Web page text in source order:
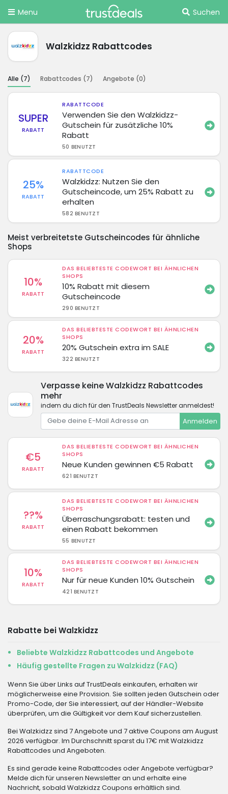
Menu Suchen
Walzkidzz Rabattcodes
Alle (7) Rabattcodes (7) Angebote (0)
SUPER
RABATT
RABATTCODE
Verwenden Sie den Walzkidzz-
Gutschein für zusätzliche 10%
Rabatt
50 BENUTZT
25%
RABATT
RABATTCODE
Walzkidzz: Nutzen Sie den
Gutscheincode, um 25% Rabatt zu
erhalten
582 BENUTZT
Meist verbreitetste Gutscheincodes für ähnliche
Shops
10%
RABATT
DAS BELIEBTESTE CODEWORT BEI ÄHNLICHEN
SHOPS
10% Rabatt mit diesem
Gutscheincode
290 BENUTZT
20%
RABATT
DAS BELIEBTESTE CODEWORT BEI ÄHNLICHEN
SHOPS
20% Gutschein extra im SALE
322 BENUTZT
Verpasse keine Walzkidzz Rabattcodes
mehr
indem du dich für den TrustDeals Newsletter anmeldest!
Anmelden
€5
RABATT
DAS BELIEBTESTE CODEWORT BEI ÄHNLICHEN
SHOPS
Neue Kunden gewinnen €5 Rabatt
621 BENUTZT
??%
RABATT
DAS BELIEBTESTE CODEWORT BEI ÄHNLICHEN
SHOPS
Überraschungsrabatt: testen und
einen Rabatt bekommen
55 BENUTZT
10%
RABATT
DAS BELIEBTESTE CODEWORT BEI ÄHNLICHEN
SHOPS
Nur für neue Kunden 10% Gutschein
421 BENUTZT
Rabatte bei Walzkidzz
Beliebte Walzkidzz Rabattcodes und Angebote
Häufig gestellte Fragen zu Walzkidzz (FAQ)
Wenn Sie über Links auf TrustDeals einkaufen, erhalten wir
möglicherweise eine Provision. Sie sollten jeden Gutschein oder
Promo-Code, der Sie interessiert, auf der Händler-Website
überprüfen, um die Gültigkeit vor dem Kauf sicherzustellen.
Bei Walzkidzz sind 7 Angebote und 7 aktive Coupons am August
2026 verfügbar. Im Durchschnitt sparst du 17€ mit Walzkidzz
Rabattcodes und Angeboten.
Es sind gerade keine Rabattcodes oder Angebote verfügbar?
Melde dich für unseren Newsletter an und erhalte eine
Nachricht, sobald Walzkidzz Coupons erhältlich sind.